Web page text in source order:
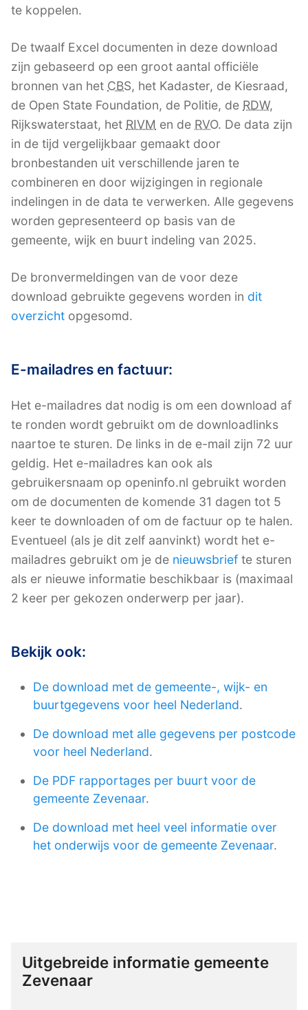
te koppelen.
De twaalf Excel documenten in deze download
zijn gebaseerd op een groot aantal officiële
bronnen van het CBS, het Kadaster, de Kiesraad,
de Open State Foundation, de Politie, de RDW,
Rijkswaterstaat, het RIVM en de RVO. De data zijn
in de tijd vergelijkbaar gemaakt door
bronbestanden uit verschillende jaren te
combineren en door wijzigingen in regionale
indelingen in de data te verwerken. Alle gegevens
worden gepresenteerd op basis van de
gemeente, wijk en buurt indeling van 2025.
De bronvermeldingen van de voor deze
download gebruikte gegevens worden in dit
overzicht opgesomd.
E-mailadres en factuur:
Het e-mailadres dat nodig is om een download af
te ronden wordt gebruikt om de downloadlinks
naartoe te sturen. De links in de e-mail zijn 72 uur
geldig. Het e-mailadres kan ook als
gebruikersnaam op openinfo.nl gebruikt worden
om de documenten de komende 31 dagen tot 5
keer te downloaden of om de factuur op te halen.
Eventueel (als je dit zelf aanvinkt) wordt het e-
mailadres gebruikt om je de nieuwsbrief te sturen
als er nieuwe informatie beschikbaar is (maximaal
2 keer per gekozen onderwerp per jaar).
Bekijk ook:
De download met de gemeente-, wijk- en
buurtgegevens voor heel Nederland.
De download met alle gegevens per postcode
voor heel Nederland.
De PDF rapportages per buurt voor de
gemeente Zevenaar.
De download met heel veel informatie over
het onderwijs voor de gemeente Zevenaar.
Uitgebreide informatie gemeente
Zevenaar